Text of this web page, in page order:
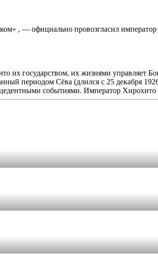
, — официально провозгласил
их государством, их жизнями управляет
периодом Сёва (длился с 25 декабря
событиями. Император Хирохито